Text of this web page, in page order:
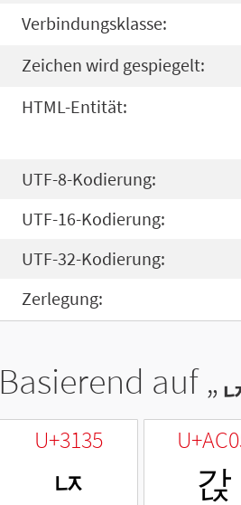
Verbindungsklasse:
Zeichen wird gespiegelt:
HTML-Entität:
UTF-8-Kodierung:
UTF-16-Kodierung:
UTF-32-Kodierung:
Zerlegung:
Basierend auf „
U+3135
ㄵ 갅